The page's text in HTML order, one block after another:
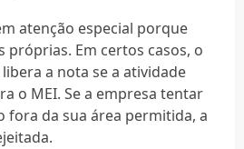
atenção especial porque
próprias. Em certos casos, o
a nota se a atividade
o MEI. Se a empresa tentar
da sua área permitida, a